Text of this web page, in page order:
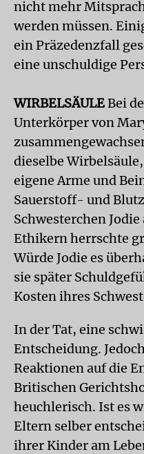
nicht mehr
werden müssen.
ein Präzedenzfall
eine unschuldige
WIRBELSÄULEBei
Unterkörper von
dieselbe
eigene Arme und
Sauerstoff- und
Schwesterchen
Ethikern herrschte
Würde Jodie es
sie später
Kosten ihres
In der Tat, eine
Entscheidung.
Reaktionen auf die
Britischen
heuchlerisch. Ist es
Eltern selber
ihrer Kinder am